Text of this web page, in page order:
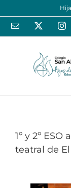
al
contenidoCorreo
1º y 2º
teatral de